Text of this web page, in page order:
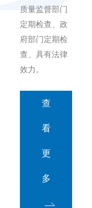
质量监督部门
定期检查、政
府部门定期检
查、具有法律
效力。
查
看
更
多